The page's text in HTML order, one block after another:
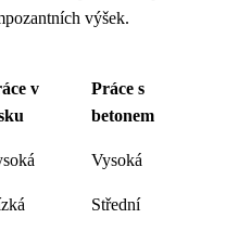
výšek.
v
Práce s
betonem
Vysoká
Střední